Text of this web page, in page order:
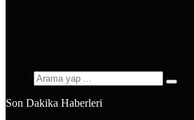
Arama
Son Dakika Haberleri